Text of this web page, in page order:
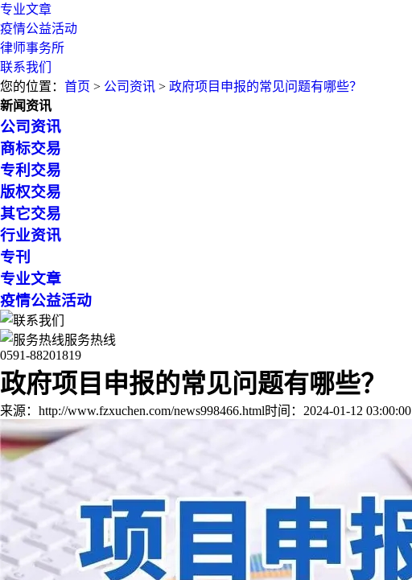
专业文章
疫情公益活动
律师事务所
联系我们
您的位置： 首页 > 公司资讯 > 政府项目申报的常见问题有哪些？
新闻资讯
公司资讯
商标交易
专利交易
版权交易
其它交易
行业资讯
专刊
专业文章
疫情公益活动
服务热线
0591-88201819
政府项目申报的常见问题有哪些？
来源：http://www.fzxuchen.com/news998466.html时间：2024-01-12 03:00:00